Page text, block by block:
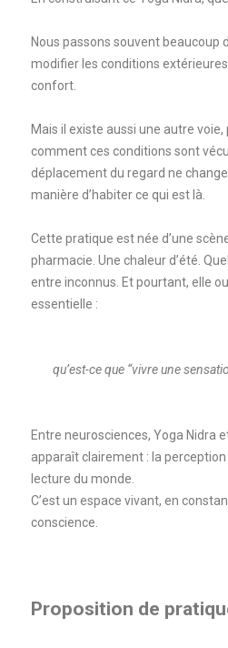
Nous passons souvent beaucoup
modifier les conditions
confort.
Mais il existe aussi une autre
comment ces conditions sont
déplacement du regard ne
manière d’habiter ce qui est là.
Cette pratique est née d’une
pharmacie. Une chaleur d’été.
entre inconnus. Et pourtant, elle
essentielle :
qu’est-ce que “vivre une
Entre neurosciences, Yoga Nidra
apparaît clairement : la
lecture du monde.
C’est un espace vivant, en
conscience.
Proposition de